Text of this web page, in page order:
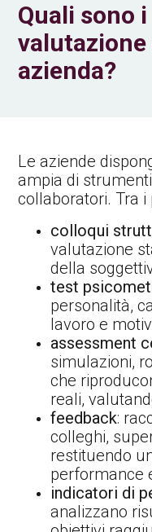
Quali sono
valutazione
azienda?
Le aziende
ampia di
collaboratori. Tra i
colloqui
valutazione
della
test
personalità,
lavoro e
assessment
simulazioni,
che
reali,
feedback:
colleghi,
restituendo
performance
indicatori di
analizzano